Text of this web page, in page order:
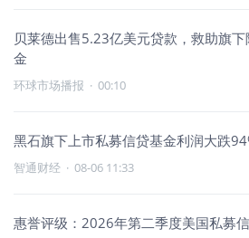
贝莱德出售5.23亿美元贷款，救助旗
金
环球市场播报 · 00:10
黑石旗下上市私募信贷基金利润大跌
智通财经 · 08-06 11:33
惠誉评级：2026年第二季度美国私募信